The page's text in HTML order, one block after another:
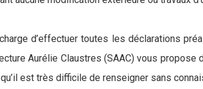
d’effectuer toutes les déclarations
Aurélie Claustres (SAAC) vous
est très difficile de renseigner sans